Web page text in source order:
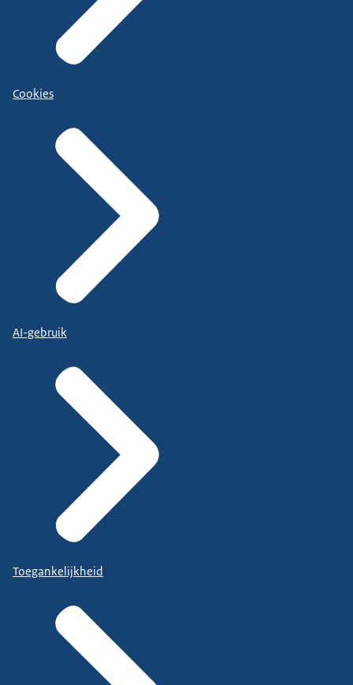
Cookies
AI-gebruik
Toegankelijkheid